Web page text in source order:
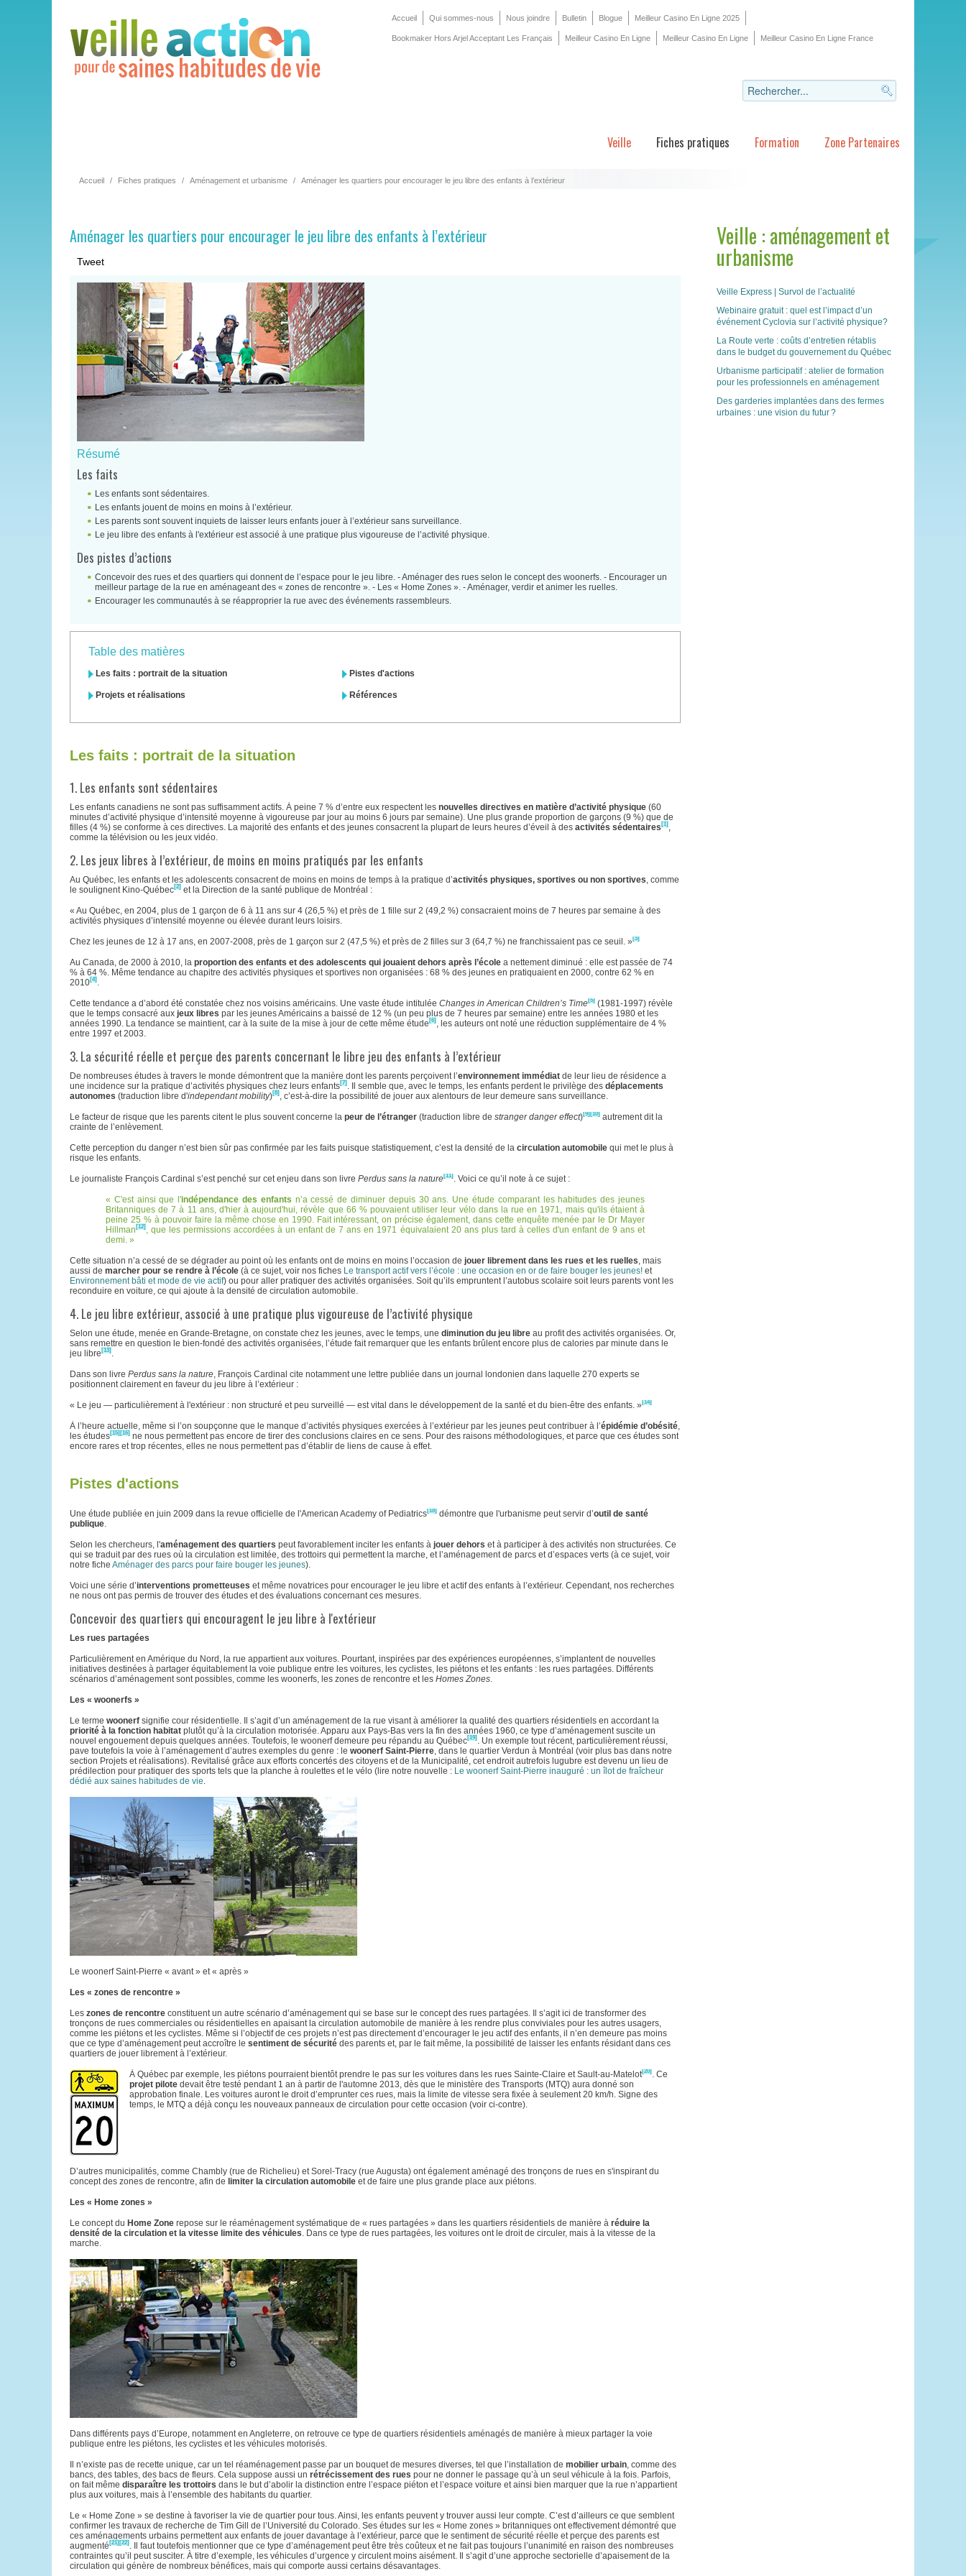
Accueil Qui sommes-nous Nous joindre Bulletin Blogue Meilleur Casino En Ligne 2025
Bookmaker Hors Arjel Acceptant Les Français Meilleur Casino En Ligne Meilleur Casino En Ligne Meilleur Casino En Ligne France
Veille Fiches pratiques Formation Zone Partenaires
Accueil / Fiches pratiques / Aménagement et urbanisme / Aménager les quartiers pour encourager le jeu libre des enfants à l’extérieur
Aménager les quartiers pour encourager le jeu libre des enfants à l’extérieur
Tweet
Résumé
Les faits
Les enfants sont sédentaires.
Les enfants jouent de moins en moins à l’extérieur.
Les parents sont souvent inquiets de laisser leurs enfants jouer à l’extérieur sans surveillance.
Le jeu libre des enfants à l'extérieur est associé à une pratique plus vigoureuse de l’activité physique.
Des pistes d’actions
Concevoir des rues et des quartiers qui donnent de l’espace pour le jeu libre. - Aménager des rues selon le concept des woonerfs. - Encourager un
meilleur partage de la rue en aménageant des « zones de rencontre ». - Les « Home Zones ». - Aménager, verdir et animer les ruelles.
Encourager les communautés à se réapproprier la rue avec des événements rassembleurs.
Table des matières
Les faits : portrait de la situation Pistes d'actions
Projets et réalisations Références
Les faits : portrait de la situation
1. Les enfants sont sédentaires
Les enfants canadiens ne sont pas suffisamment actifs. À peine 7 % d’entre eux respectent les nouvelles directives en matière d’activité physique (60
minutes d’activité physique d’intensité moyenne à vigoureuse par jour au moins 6 jours par semaine). Une plus grande proportion de garçons (9 %) que de
filles (4 %) se conforme à ces directives. La majorité des enfants et des jeunes consacrent la plupart de leurs heures d’éveil à des activités sédentaires [1] ,
comme la télévision ou les jeux vidéo.
2. Les jeux libres à l’extérieur, de moins en moins pratiqués par les enfants
Au Québec, les enfants et les adolescents consacrent de moins en moins de temps à la pratique d’activités physiques, sportives ou non sportives, comme
le soulignent Kino-Québec[2] et la Direction de la santé publique de Montréal :
« Au Québec, en 2004, plus de 1 garçon de 6 à 11 ans sur 4 (26,5 %) et près de 1 fille sur 2 (49,2 %) consacraient moins de 7 heures par semaine à des
activités physiques d’intensité moyenne ou élevée durant leurs loisirs.
Chez les jeunes de 12 à 17 ans, en 2007-2008, près de 1 garçon sur 2 (47,5 %) et près de 2 filles sur 3 (64,7 %) ne franchissaient pas ce seuil. »[3]
Au Canada, de 2000 à 2010, la proportion des enfants et des adolescents qui jouaient dehors après l’école a nettement diminué : elle est passée de 74
% à 64 %. Même tendance au chapitre des activités physiques et sportives non organisées : 68 % des jeunes en pratiquaient en 2000, contre 62 % en
2010[4] .
Cette tendance a d’abord été constatée chez nos voisins américains. Une vaste étude intitulée Changes in American Children’s Time[5] (1981-1997) révèle
que le temps consacré aux jeux libres par les jeunes Américains a baissé de 12 % (un peu plus de 7 heures par semaine) entre les années 1980 et les
années 1990. La tendance se maintient, car à la suite de la mise à jour de cette même étude [6] , les auteurs ont noté une réduction supplémentaire de 4 %
entre 1997 et 2003.
3. La sécurité réelle et perçue des parents concernant le libre jeu des enfants à l’extérieur
De nombreuses études à travers le monde démontrent que la manière dont les parents perçoivent l’environnement immédiat de leur lieu de résidence a
une incidence sur la pratique d’activités physiques chez leurs enfants[7] . Il semble que, avec le temps, les enfants perdent le privilège des déplacements
autonomes (traduction libre d'independant mobility)[8] , c’est-à-dire la possibilité de jouer aux alentours de leur demeure sans surveillance.
Le facteur de risque que les parents citent le plus souvent concerne la peur de l’étranger (traduction libre de stranger danger effect)[9][10] autrement dit la
crainte de l’enlèvement.
Cette perception du danger n’est bien sûr pas confirmée par les faits puisque statistiquement, c’est la densité de la circulation automobile qui met le plus à
risque les enfants.
Le journaliste François Cardinal s’est penché sur cet enjeu dans son livre Perdus sans la nature[11]. Voici ce qu’il note à ce sujet :
C'est ainsi que l'indépendance des enfants n’a cessé de diminuer depuis 30 ans. Une étude comparant les habitudes des jeunes
Britanniques de 7 à 11 ans, d'hier à aujourd'hui, révèle que 66 % pouvaient utiliser leur vélo dans la rue en 1971, mais qu'ils étaient à
peine 25 % à pouvoir faire la même chose en 1990. Fait intéressant, on précise également, dans cette enquête menée par le Dr Mayer
Hillman [12] , que les permissions accordées à un enfant de 7 ans en 1971 équivalaient 20 ans plus tard à celles d'un enfant de 9 ans et
demi.
Cette situation n’a cessé de se dégrader au point où les enfants ont de moins en moins l’occasion de jouer librement dans les rues et les ruelles, mais
aussi de marcher pour se rendre à l’école (à ce sujet, voir nos fiches Le transport actif vers l’école : une occasion en or de faire bouger les jeunes! et
Environnement bâti et mode de vie actif) ou pour aller pratiquer des activités organisées. Soit qu’ils empruntent l’autobus scolaire soit leurs parents vont les
reconduire en voiture, ce qui ajoute à la densité de circulation automobile.
4. Le jeu libre extérieur, associé à une pratique plus vigoureuse de l’activité physique
Selon une étude, menée en Grande-Bretagne, on constate chez les jeunes, avec le temps, une diminution du jeu libre au profit des activités organisées. Or,
sans remettre en question le bien-fondé des activités organisées, l’étude fait remarquer que les enfants brûlent encore plus de calories par minute dans le
jeu libre [13] .
Dans son livre Perdus sans la nature, François Cardinal cite notamment une lettre publiée dans un journal londonien dans laquelle 270 experts se
positionnent clairement en faveur du jeu libre à l’extérieur :
« Le jeu — particulièrement à l'extérieur : non structuré et peu surveillé — est vital dans le développement de la santé et du bien-être des enfants. »[14]
À l’heure actuelle, même si l’on soupçonne que le manque d’activités physiques exercées à l’extérieur par les jeunes peut contribuer à l’épidémie d’obésité,
les études[15] [16] ne nous permettent pas encore de tirer des conclusions claires en ce sens. Pour des raisons méthodologiques, et parce que ces études sont
encore rares et trop récentes, elles ne nous permettent pas d’établir de liens de cause à effet.
Pistes d'actions
Une étude publiée en juin 2009 dans la revue officielle de l'American Academy of Pediatrics[18] démontre que l'urbanisme peut servir d’outil de santé
publique.
Selon les chercheurs, l'aménagement des quartiers peut favorablement inciter les enfants à jouer dehors et à participer à des activités non structurées. Ce
qui se traduit par des rues où la circulation est limitée, des trottoirs qui permettent la marche, et l’aménagement de parcs et d’espaces verts (à ce sujet, voir
notre fiche Aménager des parcs pour faire bouger les jeunes).
Voici une série d’interventions prometteuses et même novatrices pour encourager le jeu libre et actif des enfants à l’extérieur. Cependant, nos recherches
ne nous ont pas permis de trouver des études et des évaluations concernant ces mesures.
Concevoir des quartiers qui encouragent le jeu libre à l'extérieur
Les rues partagées
Particulièrement en Amérique du Nord, la rue appartient aux voitures. Pourtant, inspirées par des expériences européennes, s’implantent de nouvelles
initiatives destinées à partager équitablement la voie publique entre les voitures, les cyclistes, les piétons et les enfants : les rues partagées. Différents
scénarios d’aménagement sont possibles, comme les woonerfs, les zones de rencontre et les Homes Zones.
Les « woonerfs »
Le terme woonerf signifie cour résidentielle. Il s’agit d’un aménagement de la rue visant à améliorer la qualité des quartiers résidentiels en accordant la
priorité à la fonction habitat plutôt qu’à la circulation motorisée. Apparu aux Pays-Bas vers la fin des années 1960, ce type d’aménagement suscite un
nouvel engouement depuis quelques années. Toutefois, le woonerf demeure peu répandu au Québec[19] . Un exemple tout récent, particulièrement réussi,
pave toutefois la voie à l’aménagement d’autres exemples du genre : le woonerf Saint-Pierre, dans le quartier Verdun à Montréal (voir plus bas dans notre
section Projets et réalisations). Revitalisé grâce aux efforts concertés des citoyens et de la Municipalité, cet endroit autrefois lugubre est devenu un lieu de
prédilection pour pratiquer des sports tels que la planche à roulettes et le vélo (lire notre nouvelle : Le woonerf Saint-Pierre inauguré : un îlot de fraîcheur
dédié aux saines habitudes de vie.
Le woonerf Saint-Pierre « avant » et « après »
Les « zones de rencontre »
Les zones de rencontre constituent un autre scénario d’aménagement qui se base sur le concept des rues partagées. Il s’agit ici de transformer des
tronçons de rues commerciales ou résidentielles en apaisant la circulation automobile de manière à les rendre plus conviviales pour les autres usagers,
comme les piétons et les cyclistes. Même si l’objectif de ces projets n’est pas directement d’encourager le jeu actif des enfants, il n’en demeure pas moins
que ce type d’aménagement peut accroître le sentiment de sécurité des parents et, par le fait même, la possibilité de laisser les enfants résidant dans ces
quartiers de jouer librement à l’extérieur.
À Québec par exemple, les piétons pourraient bientôt prendre le pas sur les voitures dans les rues Sainte-Claire et Sault-au-Matelot[20]. Ce
projet pilote devait être testé pendant 1 an à partir de l'automne 2013, dès que le ministère des Transports (MTQ) aura donné son
approbation finale. Les voitures auront le droit d’emprunter ces rues, mais la limite de vitesse sera fixée à seulement 20 km/h. Signe des
temps, le MTQ a déjà conçu les nouveaux panneaux de circulation pour cette occasion (voir ci-contre).
D’autres municipalités, comme Chambly (rue de Richelieu) et Sorel-Tracy (rue Augusta) ont également aménagé des tronçons de rues en s'inspirant du
concept des zones de rencontre, afin de limiter la circulation automobile et de faire une plus grande place aux piétons.
Les « Home zones »
Le concept du Home Zone repose sur le réaménagement systématique de « rues partagées » dans les quartiers résidentiels de manière à réduire la
densité de la circulation et la vitesse limite des véhicules. Dans ce type de rues partagées, les voitures ont le droit de circuler, mais à la vitesse de la
marche.
Dans différents pays d’Europe, notamment en Angleterre, on retrouve ce type de quartiers résidentiels aménagés de manière à mieux partager la voie
publique entre les piétons, les cyclistes et les véhicules motorisés.
Il n’existe pas de recette unique, car un tel réaménagement passe par un bouquet de mesures diverses, tel que l’installation de mobilier urbain, comme des
bancs, des tables, des bacs de fleurs. Cela suppose aussi un rétrécissement des rues pour ne donner le passage qu’à un seul véhicule à la fois. Parfois,
on fait même disparaître les trottoirs dans le but d’abolir la distinction entre l’espace piéton et l’espace voiture et ainsi bien marquer que la rue n’appartient
plus aux voitures, mais à l’ensemble des habitants du quartier.
Le « Home Zone » se destine à favoriser la vie de quartier pour tous. Ainsi, les enfants peuvent y trouver aussi leur compte. C’est d’ailleurs ce que semblent
confirmer les travaux de recherche de Tim Gill de l’Université du Colorado. Ses études sur les « Home zones » britanniques ont effectivement démontré que
ces aménagements urbains permettent aux enfants de jouer davantage à l’extérieur, parce que le sentiment de sécurité réelle et perçue des parents est
augmenté [21] [22] . Il faut toutefois mentionner que ce type d’aménagement peut être très coûteux et ne fait pas toujours l’unanimité en raison des nombreuses
contraintes qu’il peut susciter. À titre d’exemple, les véhicules d’urgence y circulent moins aisément. Il s’agit d’une approche sectorielle d’apaisement de la
circulation qui génère de nombreux bénéfices, mais qui comporte aussi certains désavantages.
Veille : aménagement et
urbanisme
Veille Express | Survol de l’actualité
Webinaire gratuit : quel est l’impact d’un
événement Cyclovia sur l’activité physique?
La Route verte : coûts d’entretien rétablis
dans le budget du gouvernement du Québec
Urbanisme participatif : atelier de formation
pour les professionnels en aménagement
Des garderies implantées dans des fermes
urbaines : une vision du futur ?